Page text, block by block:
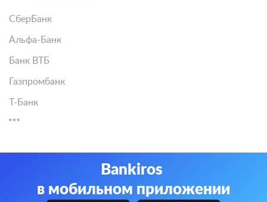
СберБанк
Альфа-Банк
Банк ВТБ
Газпромбанк
Т-Банк
Bankiros
в мобильном приложении